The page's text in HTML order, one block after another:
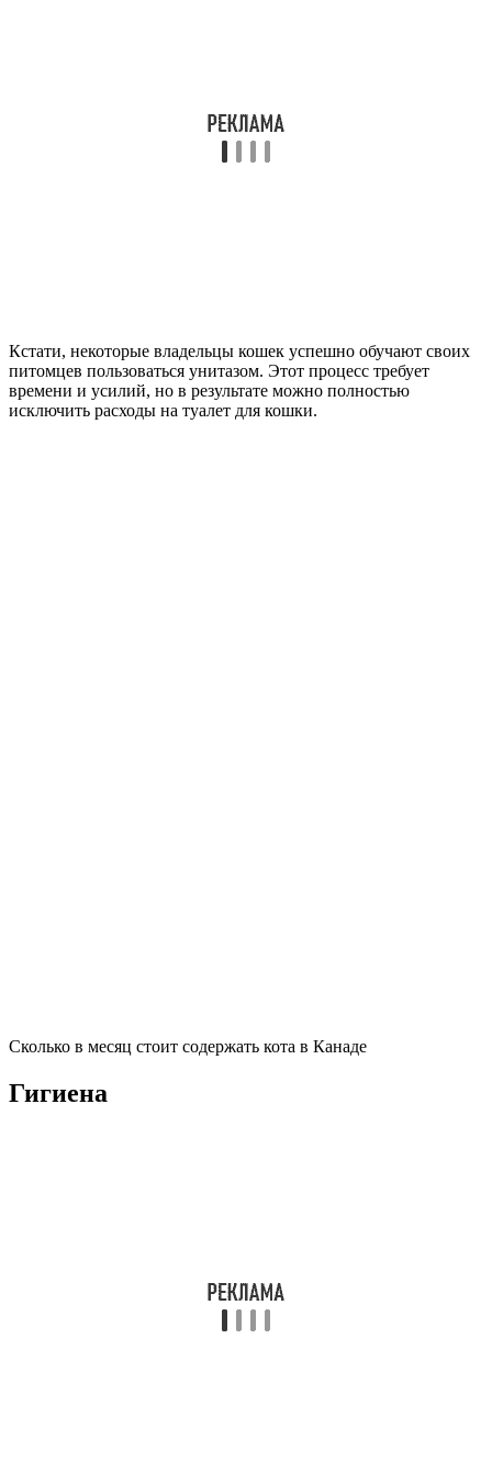
Кстати, некоторые владельцы кошек успешно обучают своих
питомцев пользоваться унитазом. Этот процесс требует
времени и усилий, но в результате можно полностью
исключить расходы на туалет для кошки.
Сколько в месяц стоит содержать кота в Канаде
Гигиена